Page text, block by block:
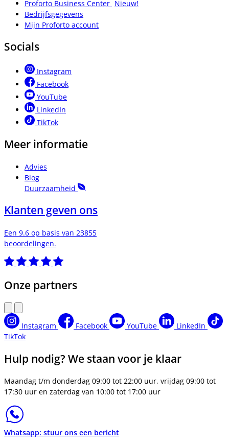
Proforto Business Center Nieuw!
Bedrijfsgegevens
Mijn Proforto account
Socials
Instagram
Facebook
YouTube
LinkedIn
TikTok
Meer informatie
Advies
Blog
Duurzaamheid
Klanten geven ons
Een 9.6 op basis van 23855
beoordelingen.
Onze partners
Instagram Facebook YouTube
LinkedIn
TikTok
Hulp nodig? We staan voor je klaar
Maandag t/m donderdag 09:00 tot 22:00 uur, vrijdag 09:00 tot
17:30 uur en zaterdag van 10:00 tot 17:00 uur
Whatsapp: stuur ons een bericht